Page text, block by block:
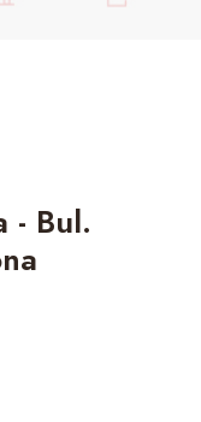
- Bul.